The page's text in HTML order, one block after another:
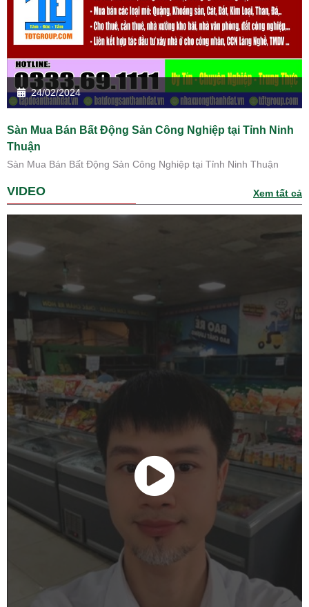
24/02/2024
Sàn Mua Bán Bất Động Sản Công Nghiệp tại Tỉnh Ninh
Thuận
Sàn Mua Bán Bất Động Sản Công Nghiệp tại Tỉnh Ninh Thuận
VIDEO Xem tất cả